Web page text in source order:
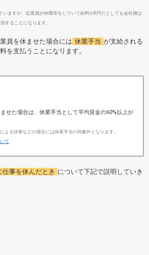
いますが、従業員が休職等をしていて給料が0円だとしても会社側は
することになります。
員を休ませた場合には 休業手当 が支給される
を支払うことになります。
せた場合は、休業手当として平均賃金の60%以上が
よる休業などの場合には休業手当の対象外となります。
て
事を休んだとき について下記で説明していき